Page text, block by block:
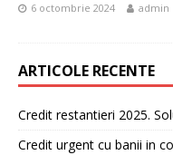
6 octombrie 2024 admin
ARTICOLE RECENTE
Credit restantieri 2025.
Credit urgent cu banii in